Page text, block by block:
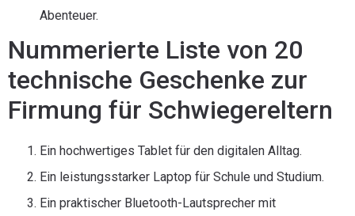
Abenteuer.
Nummerierte Liste von 20
technische Geschenke zur
Firmung für Schwiegereltern
Ein hochwertiges Tablet für den digitalen Alltag.
Ein leistungsstarker Laptop für Schule und Studium.
Ein praktischer Bluetooth-Lautsprecher mit